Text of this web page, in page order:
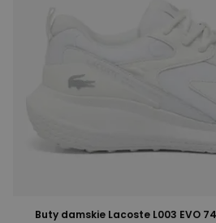
Buty damskie Lacoste L003 EVO